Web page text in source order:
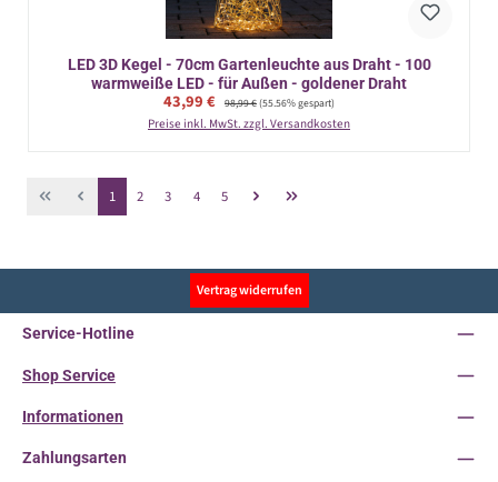
LED 3D Kegel - 70cm Gartenleuchte aus Draht - 100
warmweiße LED - für Außen - goldener Draht
Verkaufspreis:
43,99 € Regulärer Preis:
98,99 €(55.56% gespart)
Preise inkl. MwSt. zzgl. Versandkosten
Seite
1 Seite
2 Seite
3 Seite
4 Seite
5
Vertrag widerrufen
Service-Hotline
Shop Service
Informationen
Zahlungsarten